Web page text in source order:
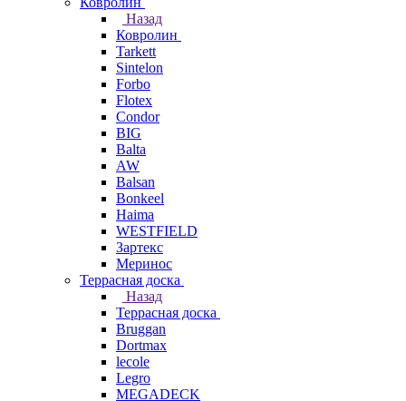
Назад
Ковролин
Tarkett
Sintelon
Forbo
Flotex
Condor
BIG
Balta
AW
Balsan
Bonkeel
Haima
WESTFIELD
Зартекс
Меринос
Террасная доска
Назад
Террасная доска
Bruggan
Dortmax
lecole
Legro
MEGADECK